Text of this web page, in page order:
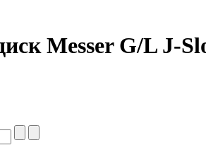
Messer G/L J-